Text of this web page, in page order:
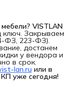
VISTLAN
ключ. Закрываем
ФЗ, 223-ФЗ).
достанем
у вендора и
в срок.
lan.ru или в
уже сегодня!